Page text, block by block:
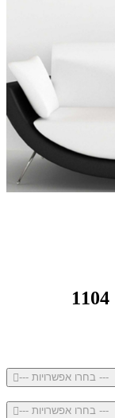
--- בחרו אפשרויות ---
--- בחרו אפשרויות ---